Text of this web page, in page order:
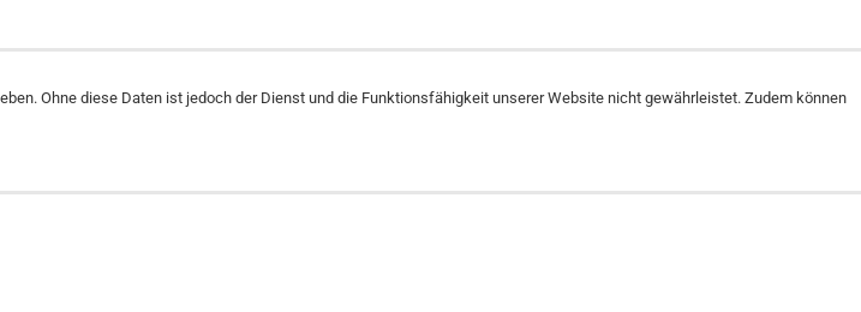
Ohne diese Daten ist jedoch der Dienst und die Funktionsfähigkeit unserer Website nicht gewährleistet. Zudem können